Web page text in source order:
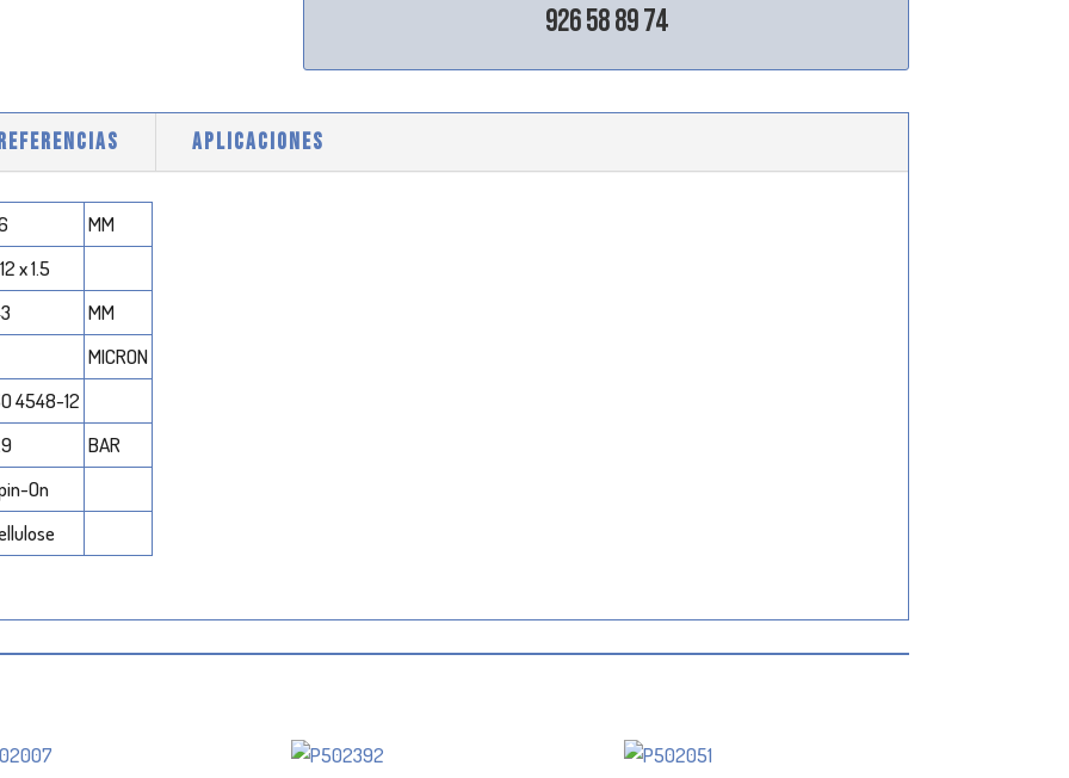
926 58 89 74
APLICACIONES
MM
x 1.5
MM
MICRON
4548-12
BAR
On